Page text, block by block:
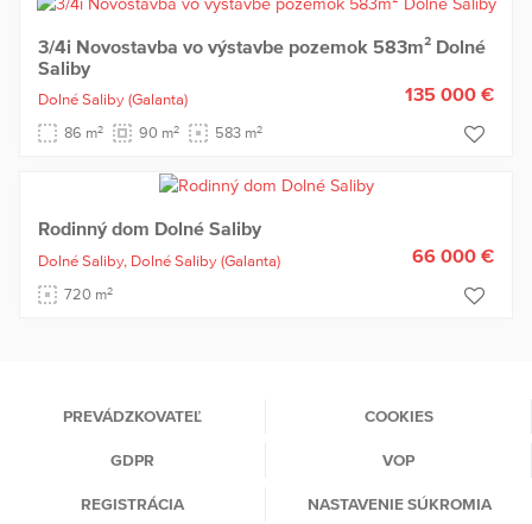
3/4i Novostavba vo výstavbe pozemok 583m² Dolné
Saliby
Dolné Saliby (Galanta)
86 m2 90 m2 583 m2
135 000 €
Rodinný dom Dolné Saliby
Dolné Saliby, Dolné Saliby (Galanta)
720 m2
66 000 €
PREVÁDZKOVATEĽ COOKIES
GDPR VOP
REGISTRÁCIA NASTAVENIE SÚKROMIA